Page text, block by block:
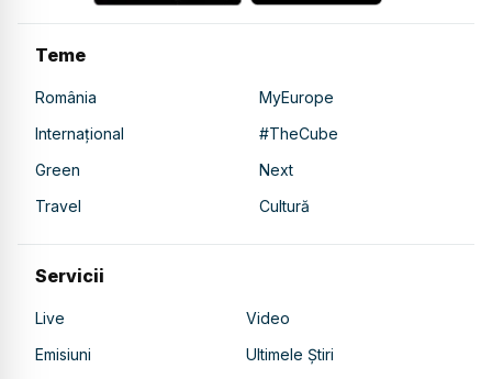
Teme
România
MyEurope
Internațional
#TheCube
Green
Next
Travel
Cultură
Servicii
Live
Video
Emisiuni
Ultimele Știri